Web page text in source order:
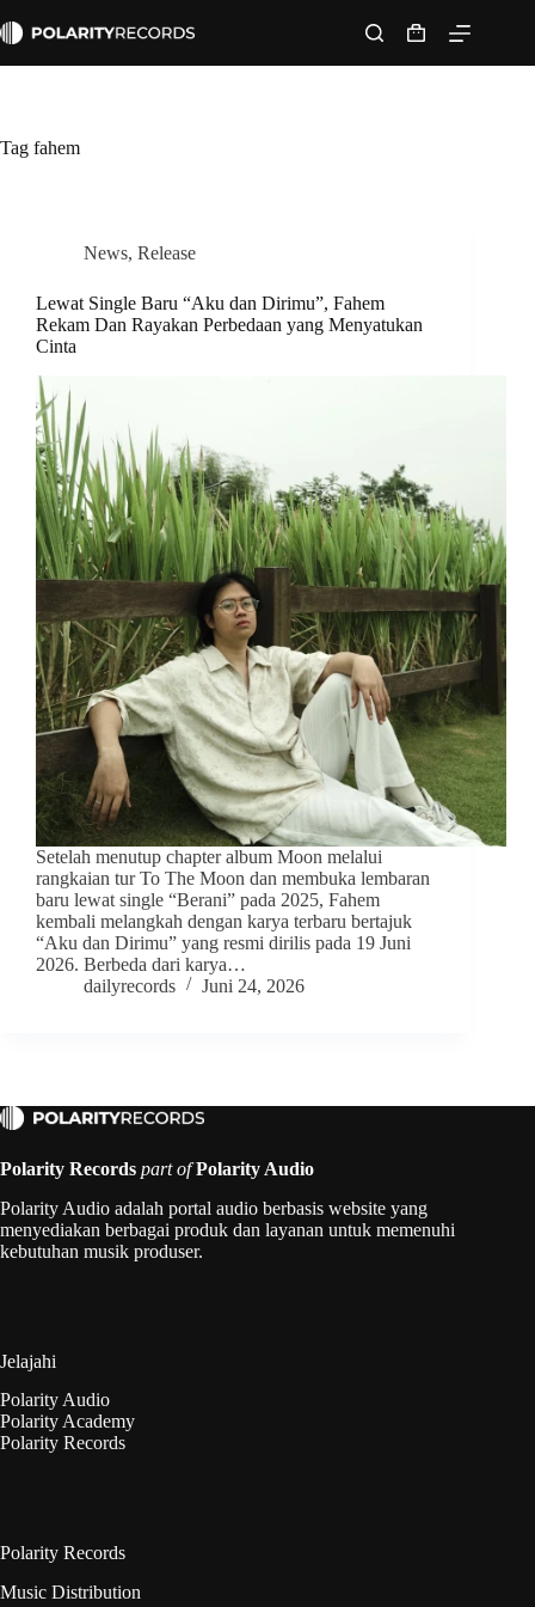
to
Shopping
cart
Tag fahem
News, Release
Lewat Single Baru “Aku dan Dirimu”, Fahem
Rekam Dan Rayakan Perbedaan yang Menyatukan
Cinta
Setelah menutup chapter album Moon melalui
rangkaian tur To The Moon dan membuka lembaran
baru lewat single “Berani” pada 2025, Fahem
kembali melangkah dengan karya terbaru bertajuk
“Aku dan Dirimu” yang resmi dirilis pada 19 Juni
2026. Berbeda dari karya…
dailyrecords
Juni 24, 2026
Polarity Records part of Polarity Audio
Polarity Audio adalah portal audio berbasis website yang
menyediakan berbagai produk dan layanan untuk memenuhi
kebutuhan musik produser.
Jelajahi
Polarity Audio
Polarity Academy
Polarity Records
Polarity Records
Music Distribution